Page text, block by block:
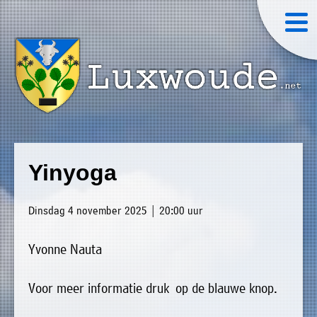
Yinyoga
Dinsdag 4 november 2025 | 20:00 uur
Yvonne Nauta
Voor meer informatie druk op de blauwe knop.
»
Home
»
Welkom
»
Nieuws
»
Agenda
»
Luxwoude.net
website@luxwoude.net
Plaatselijk
belang
Op
dit
moment
bestaat
het
bestuur